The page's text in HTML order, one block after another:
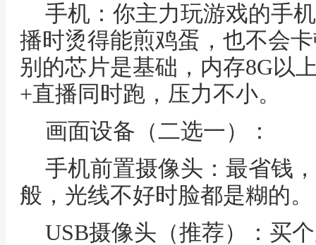
手机：你主力玩游戏的手
播时烫得能煎鸡蛋，也不会
别的芯片是基础，内存8G以
+直播同时跑，压力不小。
画面设备（二选一）：
手机前置摄像头：最省钱
般，光线不好时脸都是糊的。
USB摄像头（推荐）：买